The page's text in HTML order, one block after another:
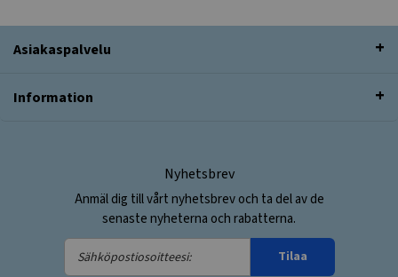
Asiakaspalvelu
Information
Nyhetsbrev
Anmäl dig till vårt nyhetsbrev och ta del av de
senaste nyheterna och rabatterna.
Sähköpostiosoitteesi:
Tilaa